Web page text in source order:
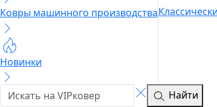
Ковры машинного производства
Новинки
Найти